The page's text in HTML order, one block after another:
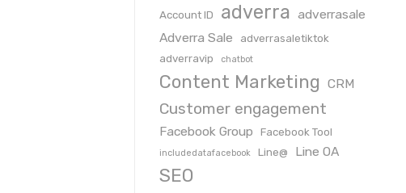
Account ID adverra adverrasale
Adverra Sale
adverrasaletiktok
adverravip
chatbot
Content Marketing CRM
Customer engagement
Facebook Group Facebook Tool
includedatafacebook Line@ Line OA
SEO